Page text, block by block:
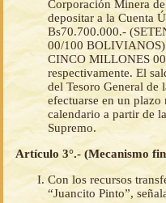
Corporación Minera
depositar a la Cuenta
Bs70.700.000.-
00/100
CINCO MILLONES
respectivamente. El
del Tesoro General de
efectuarse en un
calendario a partir de
Supremo.
Artículo 3°.- (Mecanismo
Con los recursos
“Juancito Pinto”,